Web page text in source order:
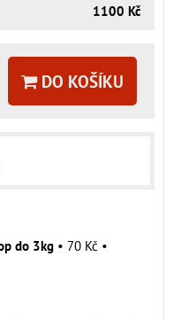
1100 Kč
DO KOŠÍKU
do 3kg • 70 Kč •